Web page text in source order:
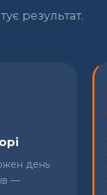
результат.
день
—